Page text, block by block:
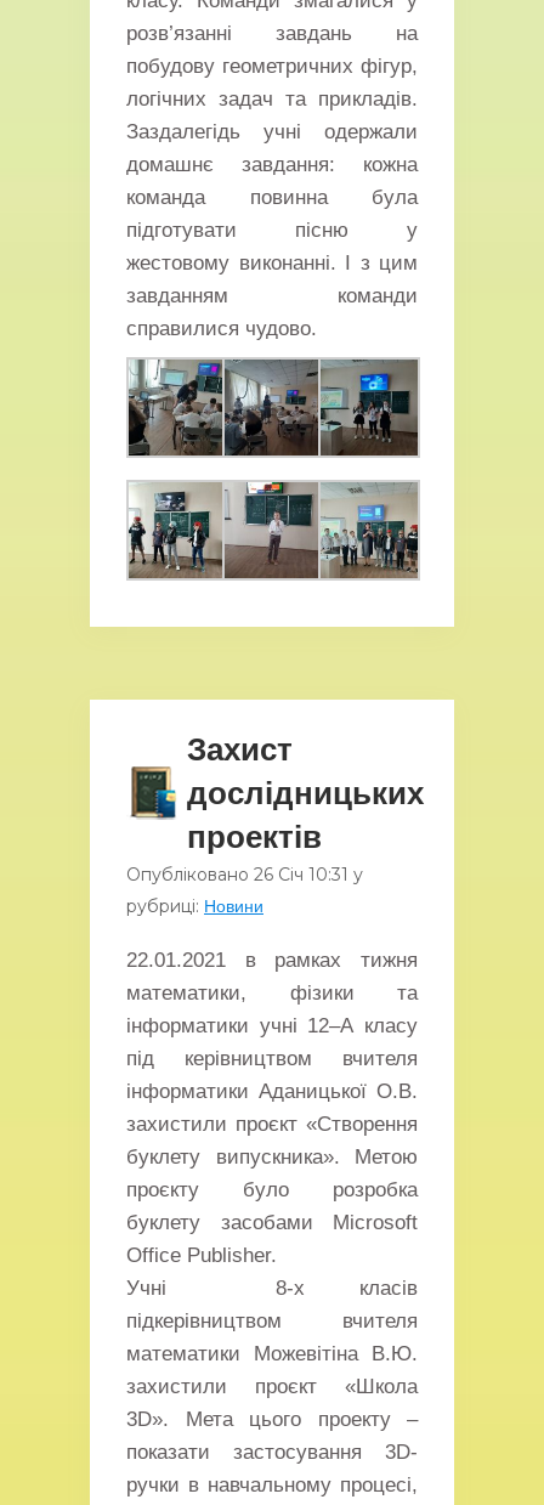
розв’язаннi завдань на
побудову геометричних фiгур,
логічних задач та прикладiв.
Заздалегідь учні одержали
домашнє завдання: кожна
команда повинна була
підготувати пісню у
жестовому виконанні. І з цим
завданням команди
справилися чудово.
Захист
дослідницьких
проектів
Опубліковано 26 Січ 10:31 у
рубриці: Новини
22.01.2021 в рамках тижня
математики, фізики та
інформатики учні 12–А класу
під керівництвом вчителя
інформатики Аданицької О.В.
захистили проєкт «Створення
буклету випускника». Метою
проєкту було розробка
буклету засобами Microsoft
Office Publisher.
Учні 8-х класів
підкерівництвом вчителя
математики Можевітіна В.Ю.
захистили проєкт «Школа
3D». Мета цього проекту –
показати застосування 3D-
ручки в навчальному процесі,